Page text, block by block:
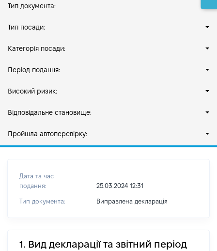
Тип документа:
Тип посади:
Категорія посади:
Період подання:
Високий ризик:
Відповідальне становище:
Пройшла автоперевірку:
Дата та час
подання:
25.03.2024 12:31
Тип документа: Виправлена декларація
1. Вид декларації та звітний період